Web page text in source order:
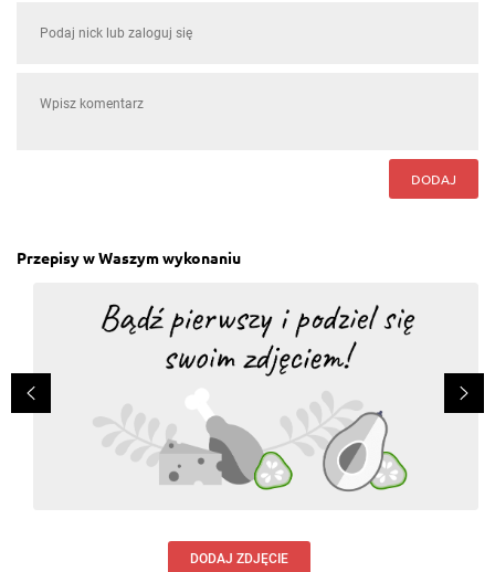
DODAJ
Przepisy w Waszym wykonaniu
DODAJ ZDJĘCIE